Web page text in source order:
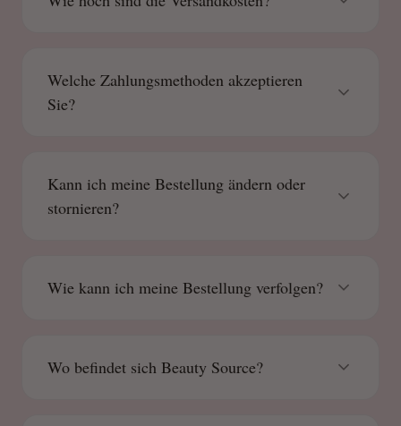
Welche Zahlungsmethoden akzeptieren
Sie?
Kann ich meine Bestellung ändern oder
stornieren?
Wie kann ich meine Bestellung verfolgen?
Wo befindet sich Beauty Source?